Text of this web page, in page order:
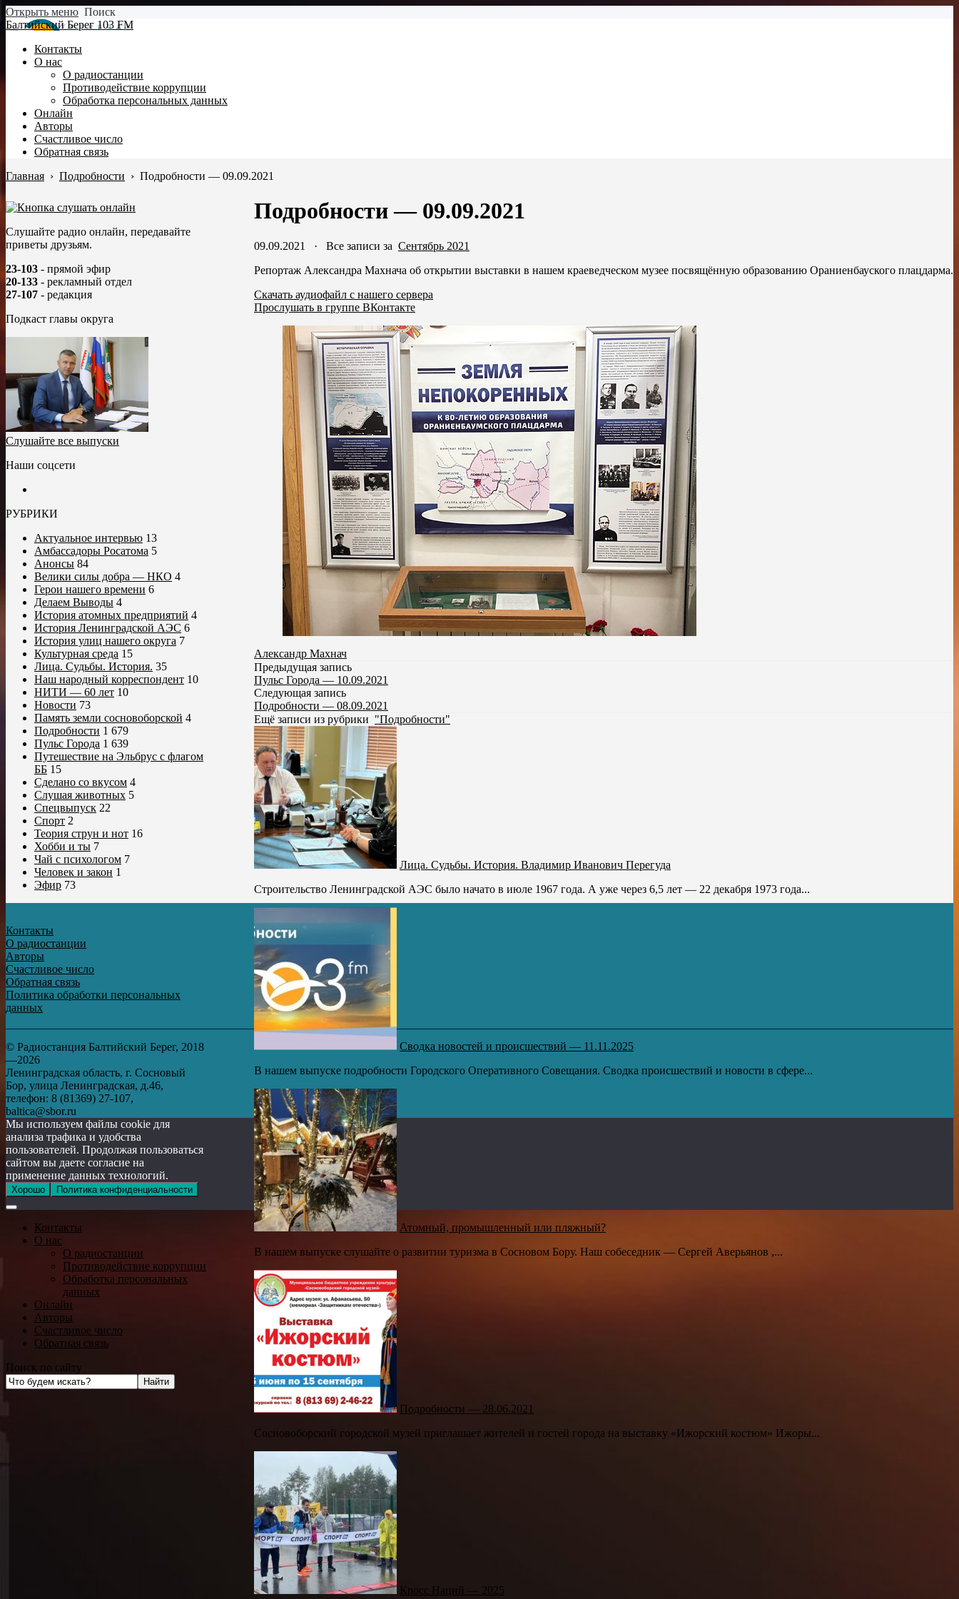
Открыть меню Поиск
Балтийский Берег 103 FM
Контакты
О нас
О радиостанции
Противодействие коррупции
Обработка персональных данных
Онлайн
Авторы
Счастливое число
Обратная связь
Главная › Подробности › Подробности — 09.09.2021
Подробности — 09.09.2021
09.09.2021 · Все записи за Сентябрь 2021
Репортаж Александра Махнача об открытии выставки в нашем краеведческом музее посвящённую образованию Ораниенбауского плацдарма.
Скачать аудиофайл с нашего сервера
Прослушать в группе ВКонтакте
Александр Махнач
Предыдущая запись
Пульс Города — 10.09.2021
Следующая запись
Подробности — 08.09.2021
Ещё записи из рубрики "Подробности"
Лица. Судьбы. История. Владимир Иванович Перегуда
Строительство Ленинградской АЭС было начато в июле 1967 года. А уже через 6,5 лет — 22 декабря 1973 года...
Сводка новостей и происшествий — 11.11.2025
В нашем выпуске подробности Городского Оперативного Совещания. Сводка происшествий и новости в сфере...
Атомный, промышленный или пляжный?
В нашем выпуске слушайте о развитии туризма в Сосновом Бору. Наш собеседник — Сергей Аверьянов ,...
Подробности — 28.06.2021
Сосновоборский городской музей приглашает жителей и гостей города на выставку «Ижорский костюм» Ижоры...
Кросс Наций — 2025
Слушайте радио онлайн, передавайте
приветы друзьям.
23-103 - прямой эфир
20-133 - рекламный отдел
27-107 - редакция
Подкаст главы округа
Слушайте все выпуски
Наши соцсети
РУБРИКИ
Актуальное интервью 13
Амбассадоры Росатома 5
Анонсы 84
Велики силы добра — НКО 4
Герои нашего времени 6
Делаем Выводы 4
История атомных предприятий 4
История Ленинградской АЭС 6
История улиц нашего округа 7
Культурная среда 15
Лица. Судьбы. История. 35
Наш народный корреспондент 10
НИТИ — 60 лет 10
Новости 73
Память земли сосновоборской 4
Подробности 1 679
Пульс Города 1 639
Путешествие на Эльбрус с флагом
ББ 15
Сделано со вкусом 4
Слушая животных 5
Спецвыпуск 22
Спорт 2
Теория струн и нот 16
Хобби и ты 7
Чай с психологом 7
Человек и закон 1
Эфир 73
Контакты
О радиостанции
Авторы
Счастливое число
Обратная связь
Политика обработки персональных
данных
© Радиостанция Балтийский Берег, 2018
—2026
Ленинградская область, г. Сосновый
Бор, улица Ленинградская, д.46,
телефон: 8 (81369) 27-107,
baltica@sbor.ru
Мы используем файлы cookie для
анализа трафика и удобства
пользователей. Продолжая пользоваться
сайтом вы даете согласие на
применение данных технологий.
Хорошо Политика конфиденциальности
Контакты
О нас
О радиостанции
Противодействие коррупции
Обработка персональных
данных
Онлайн
Авторы
Счастливое число
Обратная связь
Поиск по сайту